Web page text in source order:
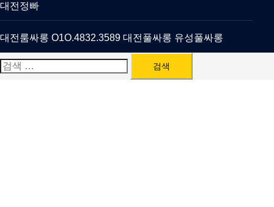
대전정빠
대전룸싸롱 O1O.4832.3589 대전풀싸롱 유성풀싸롱
검